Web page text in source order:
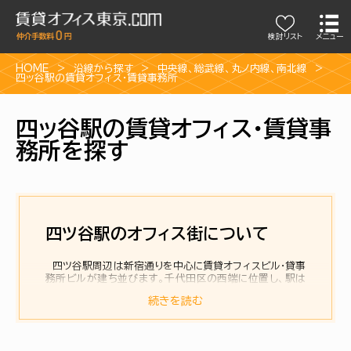
検討リスト メニュー
HOME 沿線から探す 中央線、総武線、 丸ノ内線、南北線
四ッ谷駅の賃貸オフィス・賃貸事務所
四ッ谷駅の賃貸オフィス・賃貸事
務所を探す
四ツ谷駅のオフィス街について
四ツ谷駅周辺は新宿通りを中心に賃貸オフィスビル・貸事
務所ビルが建ち並びます。千代田区の西端に位置し、駅は
四谷があり丸ノ内線のホームと直結していて便利です。
続きを読む